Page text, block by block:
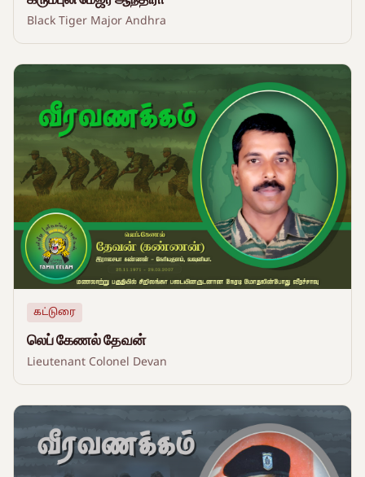
Black Tiger Major Andhra
கட்டுரை
லெப் கேணல் தேவன்
Lieutenant Colonel Devan